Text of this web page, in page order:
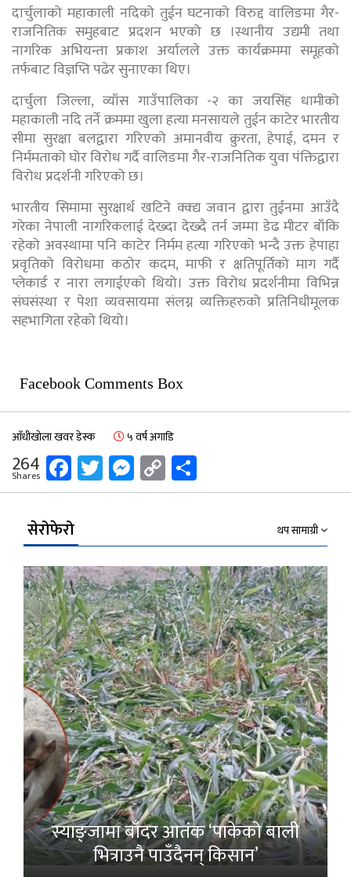
दार्चुलाको महाकाली नदिको तुईन घटनाको विरुद्द वालिङमा गैर-
राजनितिक समुहबाट प्रदशन भएको छ ।स्थानीय उद्यमी तथा
नागरिक अभियन्ता प्रकाश अर्यालले उक्त कार्यक्रममा समूहको
तर्फबाट विज्ञप्ति पढेर सुनाएका थिए।
दार्चुला जिल्ला, व्याँस गाउँपालिका -२ का जयसिंह धामीको
महाकाली नदि तर्ने क्रममा खुला हत्या मनसायले तुईन काटेर भारतीय
सीमा सुरक्षा बलद्वारा गरिएको अमानवीय क्रुरता, हेपाई, दमन र
निर्ममताको घोर विरोध गर्दै वालिङमा गैर-राजनितिक युवा पंक्तिद्वारा
विरोध प्रदर्शनी गरिएको छ।
भारतीय सिमामा सुरक्षार्थ खटिने क्क्द्य जवान द्वारा तुईनमा आउँदै
गरेका नेपाली नागरिकलाई देख्दा देख्दै तर्न जम्मा डेढ मीटर बाँकि
रहेको अवस्थामा पनि काटेर निर्मम हत्या गरिएको भन्दै उक्त हेपाहा
प्रवृतिको विरोधमा कठोर कदम, माफी र क्षतिपूर्तिको माग गर्दै
प्लेकार्ड र नारा लगाईएको थियो। उक्त विरोध प्रदर्शनीमा विभिन्न
संघसंस्था र पेशा व्यवसायमा संलग्न व्यक्तिहरुको प्रतिनिधीमूलक
सहभागिता रहेको थियो।
Facebook Comments Box
आँधीखोला खवर डेस्क ५ वर्ष अगाडि
264
Shares Facebook
Twitter
Messenger
Copy
Link
सेरोफेरो थप सामाग्री
स्याङ्जामा बाँदर आतंक ‘पाकेको बाली
भित्राउनै पाउँदैनन् किसान’